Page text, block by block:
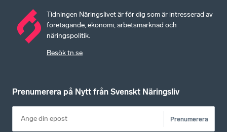
Tidningen Näringslivet är för dig som är intresserad av
företagande, ekonomi, arbetsmarknad och
näringspolitik.
Besök tn.se
Prenumerera på Nytt från Svenskt Näringsliv
Prenumerera